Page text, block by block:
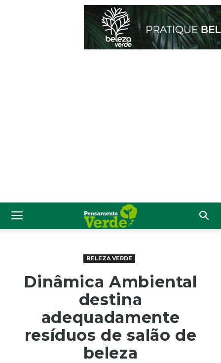
BELEZA VERDE
Dinâmica Ambiental
destina
adequadamente
resíduos de salão de
beleza